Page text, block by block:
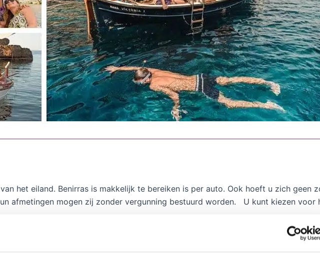
het eiland. Benirras is makkelijk te bereiken is per auto. Ook hoeft u zich geen
afmetingen mogen zij zonder vergunning bestuurd worden. U kunt kiezen voor
dag word.